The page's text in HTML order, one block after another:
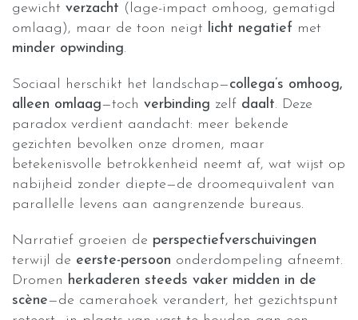
gewicht verzacht (lage-impact omhoog, gematigd
omlaag), maar de toon neigt licht negatief met
minder opwinding.
Sociaal herschikt het landschap—collega’s omhoog,
alleen omlaag—toch verbinding zelf daalt. Deze
paradox verdient aandacht: meer bekende
gezichten bevolken onze dromen, maar
betekenisvolle betrokkenheid neemt af, wat wijst op
nabijheid zonder diepte—de droomequivalent van
parallelle levens aan aangrenzende bureaus.
Narratief groeien de perspectiefverschuivingen
terwijl de eerste-persoon onderdompeling afneemt.
Dromen herkaderen steeds vaker midden in de
scène—de camerahoek verandert, het gezichtspunt